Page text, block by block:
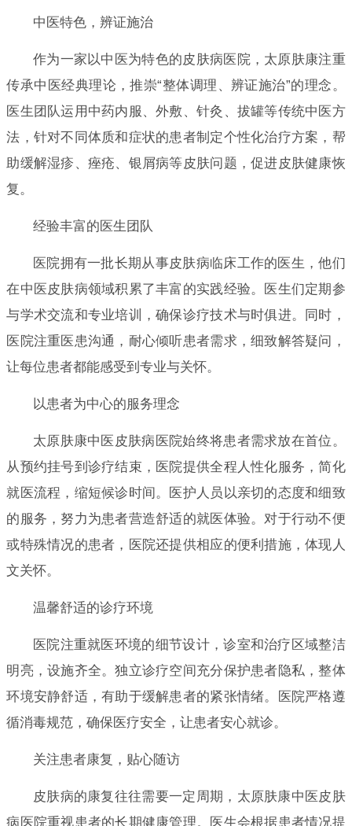
中医特色，辨证施治
作为一家以中医为特色的皮肤病医院，太原肤康注重
传承中医经典理论，推崇“整体调理、辨证施治”的理念。
医生团队运用中药内服、外敷、针灸、拔罐等传统中医方
法，针对不同体质和症状的患者制定个性化治疗方案，帮
助缓解湿疹、痤疮、银屑病等皮肤问题，促进皮肤健康恢
复。
经验丰富的医生团队
医院拥有一批长期从事皮肤病临床工作的医生，他们
在中医皮肤病领域积累了丰富的实践经验。医生们定期参
与学术交流和专业培训，确保诊疗技术与时俱进。同时，
医院注重医患沟通，耐心倾听患者需求，细致解答疑问，
让每位患者都能感受到专业与关怀。
以患者为中心的服务理念
太原肤康中医皮肤病医院始终将患者需求放在首位。
从预约挂号到诊疗结束，医院提供全程人性化服务，简化
就医流程，缩短候诊时间。医护人员以亲切的态度和细致
的服务，努力为患者营造舒适的就医体验。对于行动不便
或特殊情况的患者，医院还提供相应的便利措施，体现人
文关怀。
温馨舒适的诊疗环境
医院注重就医环境的细节设计，诊室和治疗区域整洁
明亮，设施齐全。独立诊疗空间充分保护患者隐私，整体
环境安静舒适，有助于缓解患者的紧张情绪。医院严格遵
循消毒规范，确保医疗安全，让患者安心就诊。
关注患者康复，贴心随访
皮肤病的康复往往需要一定周期，太原肤康中医皮肤
病医院重视患者的长期健康管理。医生会根据患者情况提